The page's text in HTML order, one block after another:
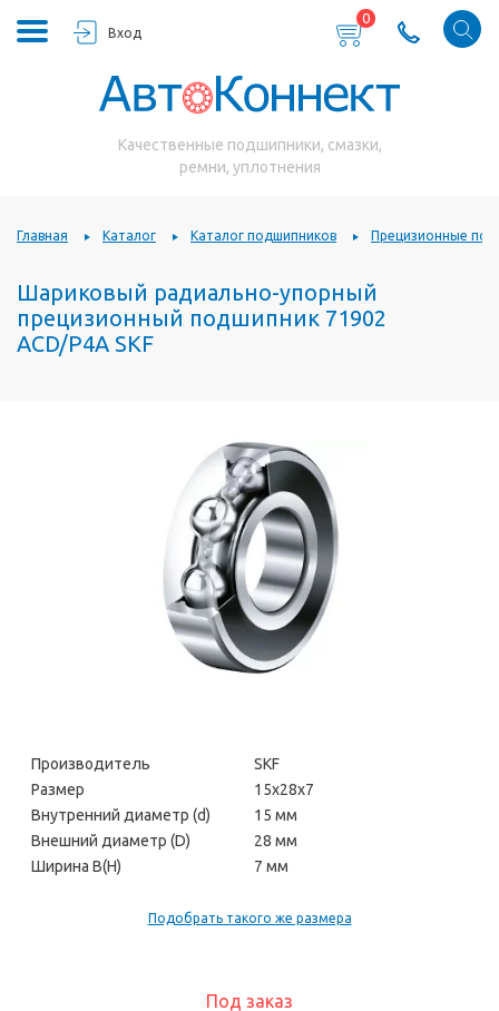
Вход
0
Качественные подшипники, смазки,
ремни, уплотнения
Главная Каталог Каталог подшипников Прецизионные
Шариковый радиально-упорный
прецизионный подшипник 71902
ACD/P4A SKF
Под заказ
Производитель
SKF
Размер
15х28х7
Внутренний диаметр (d)
15 мм
Внешний диаметр (D)
28 мм
Ширина В(H)
7 мм
Подобрать такого же размера